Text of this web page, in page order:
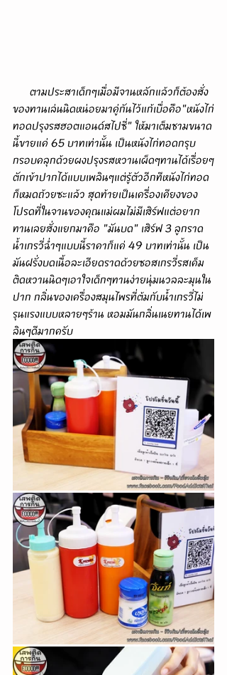
ของทานเล่นนิดหน่อยมาคู่กันไว้แก้เบื่อคือ"หนังไก่
ทอดปรุงรสฮอตแอนด์สไปซี่" ให้มาเต็มชามขนาด
นี้ขายแค่ 65 บาทเท่านั้น เป็นหนังไก่ทอดกรุบ
กรอบคลุกด้วยผงปรุงรสหวานเผ็ดๆทานได้เรื่อยๆ
ตักเข้าปากได้แบบเพลินๆแต่รู้ตัวอีกทีหนังไก่ทอด
ก็หมดถ้วยซะแล้ว สุดท้ายเป็นเครื่องเคียงของ
โปรดที่ในจานของคุณแม่ผมไม่มีเสิร์ฟแต่อยาก
ทานเลยสั่งแยกมาคือ "มันบด" เสิร์ฟ 3 ลูกราด
น้ำเกรวี่ฉ่ำๆแบบนี้ราคาก็แค่ 49 บาทเท่านั้น เป็น
มันฝรั่งบดเนื้อละเอียดราดด้วยซอสเกรวี่รสเค็ม
ติดหวานนิดๆเอาใจเด็กๆทานง่ายนุ่มนวลละมุนใน
ปาก กลิ่นของเครื่องสมุนไพรที่ต้มกับน้ำเกรวี่ไม่
รุนแรงแบบหลายๆร้าน หอมมันกลิ่นเนยทานได้เพ
ลินๆดีมากครับ